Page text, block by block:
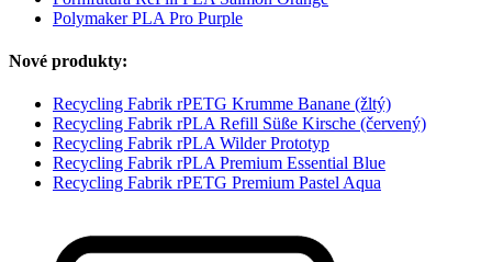
Polymaker PLA Pro Purple
Nové produkty:
Recycling Fabrik rPETG Krumme Banane (žltý)
Recycling Fabrik rPLA Refill Süße Kirsche (červený)
Recycling Fabrik rPLA Wilder Prototyp
Recycling Fabrik rPLA Premium Essential Blue
Recycling Fabrik rPETG Premium Pastel Aqua